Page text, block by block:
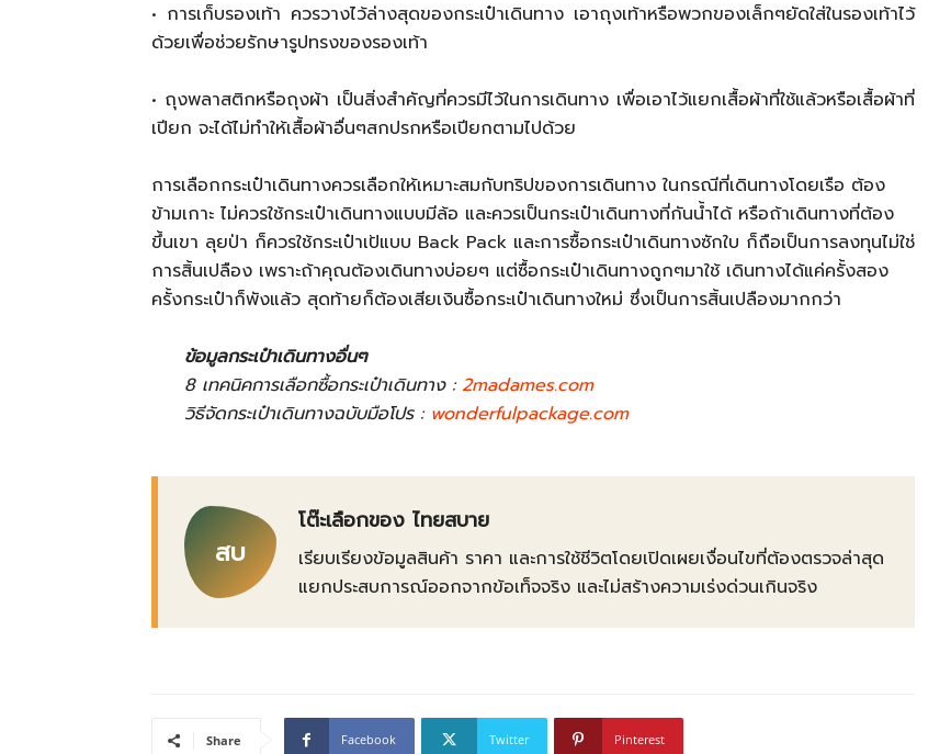
• การเก็บรองเท้า ควรวางไว้ล่างสุดของกระเป๋าเดินทาง เอาถุงเท้าหรือพวกของเล็กๆยัดใส่ในรองเท้าไว้
ด้วยเพื่อช่วยรักษารูปทรงของรองเท้า
• ถุงพลาสติกหรือถุงผ้า เป็นสิ่งสำคัญที่ควรมีไว้ในการเดินทาง เพื่อเอาไว้แยกเสื้อผ้าที่ใช้แล้วหรือเสื้อผ้าที่
เปียก จะได้ไม่ทำให้เสื้อผ้าอื่นๆสกปรกหรือเปียกตามไปด้วย
การเลือกกระเป๋าเดินทางควรเลือกให้เหมาะสมกับทริปของการเดินทาง ในกรณีที่เดินทางโดยเรือ ต้อง
ข้ามเกาะ ไม่ควรใช้กระเป๋าเดินทางแบบมีล้อ และควรเป็นกระเป๋าเดินทางที่กันน้ำได้ หรือถ้าเดินทางที่ต้อง
ขึ้นเขา ลุยป่า ก็ควรใช้กระเป๋าเป้แบบ Back Pack และการซื้อกระเป๋าเดินทางซักใบ ก็ถือเป็นการลงทุนไม่ใช่
การสิ้นเปลือง เพราะถ้าคุณต้องเดินทางบ่อยๆ แต่ซื้อกระเป๋าเดินทางถูกๆมาใช้ เดินทางได้แค่ครั้งสอง
ครั้งกระเป๋าก็พังแล้ว สุดท้ายก็ต้องเสียเงินซื้อกระเป๋าเดินทางใหม่ ซึ่งเป็นการสิ้นเปลืองมากกว่า
ข้อมูลกระเป๋าเดินทางอื่นๆ
8 เทคนิคการเลือกซื้อกระเป๋าเดินทาง : 2madames.com
วิธีจัดกระเป๋าเดินทางฉบับมือโปร : wonderfulpackage.com
สบ
โต๊ะเลือกของ ไทยสบาย
เรียบเรียงข้อมูลสินค้า ราคา และการใช้ชีวิตโดยเปิดเผยเงื่อนไขที่ต้องตรวจล่าสุด
แยกประสบการณ์ออกจากข้อเท็จจริง และไม่สร้างความเร่งด่วนเกินจริง
Share Facebook Twitter Pinterest